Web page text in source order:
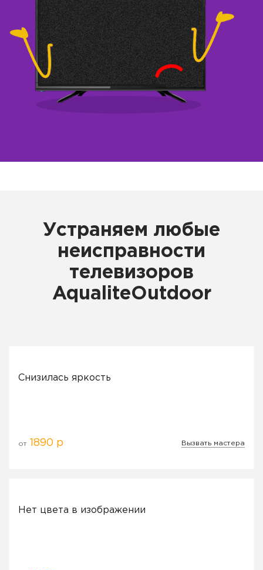
Устраняем любые
неисправности
телевизоров
AqualiteOutdoor
Снизилась яркость
от 1890 р Вызвать мастера
Нет цвета в изображении